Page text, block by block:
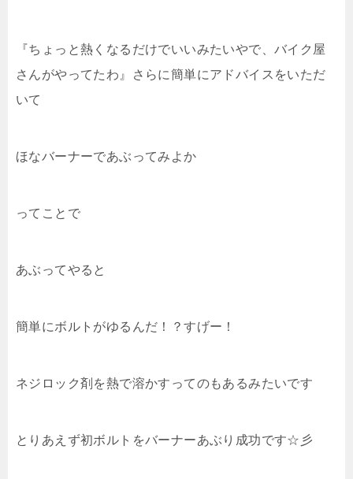
『ちょっと熱くなるだけでいいみたいやで、バイク屋
さんがやってたわ』さらに簡単にアドバイスをいただ
いて
ほなバーナーであぶってみよか
ってことで
あぶってやると
簡単にボルトがゆるんだ！？すげー！
ネジロック剤を熱で溶かすってのもあるみたいです
とりあえず初ボルトをバーナーあぶり成功です☆彡